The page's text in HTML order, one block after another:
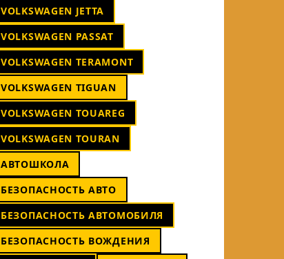
VOLKSWAGEN JETTA
VOLKSWAGEN PASSAT
VOLKSWAGEN TERAMONT
VOLKSWAGEN TIGUAN
VOLKSWAGEN TOUAREG
VOLKSWAGEN TOURAN
АВТОШКОЛА
БЕЗОПАСНОСТЬ АВТО
БЕЗОПАСНОСТЬ АВТОМОБИЛЯ
БЕЗОПАСНОСТЬ ВОЖДЕНИЯ